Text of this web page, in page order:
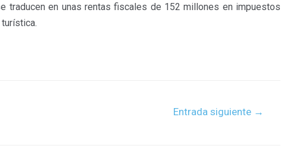
traducen en unas rentas fiscales de 152 millones en impuestos
Entrada siguiente →